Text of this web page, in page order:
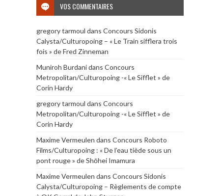
VOS COMMENTAIRES
gregory tarmoul dans Concours Sidonis
Calysta/Culturopoing – « Le Train sifflera trois
fois » de Fred Zinneman
Muniroh Burdanidans Concours
Metropolitan/Culturopoing -« Le Sifflet » de
Corin Hardy
gregory tarmoul dans Concours
Metropolitan/Culturopoing -« Le Sifflet » de
Corin Hardy
Maxime Vermeulen dans Concours Roboto
Films/Culturopoing : « De l’eau tiède sous un
pont rouge » de Shōhei Imamura
Maxime Vermeulen dans Concours Sidonis
Calysta/Culturopoing – Règlements de compte